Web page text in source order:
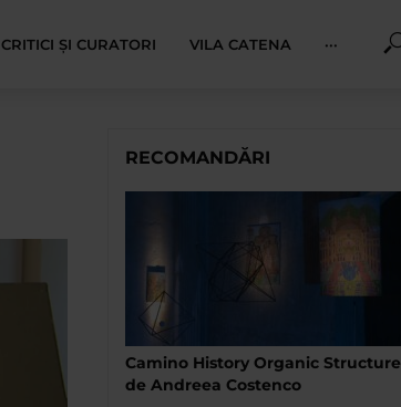
CRITICI ȘI CURATORI VILA CATENA ···
RECOMANDĂRI
Camino History Organic Structure
de Andreea Costenco